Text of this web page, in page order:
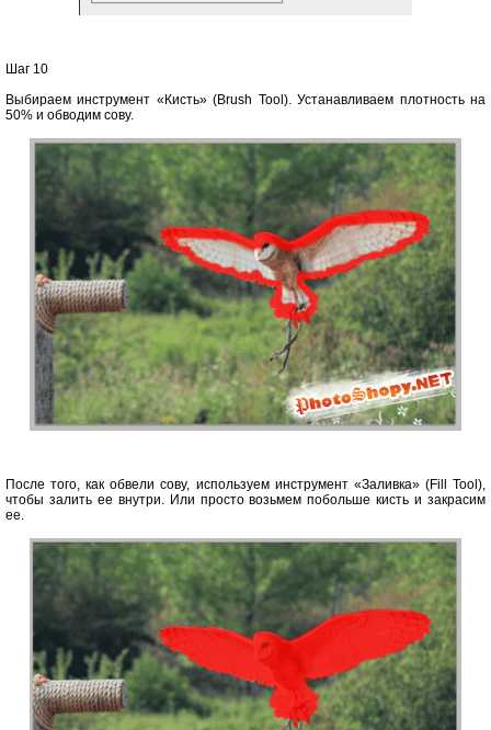
Шаг 10
Выбираем инструмент «Кисть» (Brush Tool). Устанавливаем плотность на
50% и обводим сову.
После того, как обвели сову, используем инструмент «Заливка» (Fill Tool),
чтобы залить ее внутри. Или просто возьмем побольше кисть и закрасим
ее.